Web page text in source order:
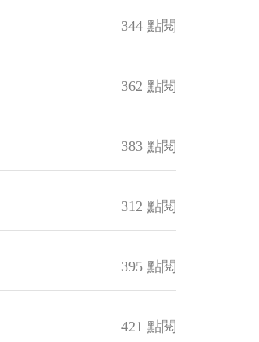
344 點閱
362 點閱
383 點閱
312 點閱
395 點閱
421 點閱